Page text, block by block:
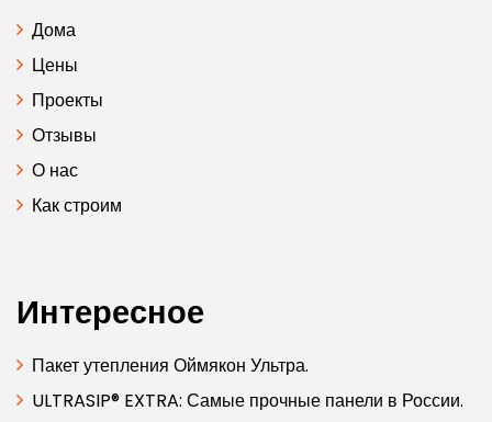
Дома
Цены
Проекты
Отзывы
О нас
Как строим
Интересное
Пакет утепления Оймякон Ультра.
ULTRASIP® EXTRA: Самые прочные панели в России.